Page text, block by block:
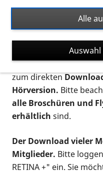
Ort. Nutzen Sie den
nach Flyern und
suchen. Die meisten
verschiedenen
postalischen
zum direkten
Hörversion. Bitte
alle Broschüren und
erhältlich sind.
Der Download vieler
Mitglieder. Bitte
RETINA +" ein. Sie
Alle